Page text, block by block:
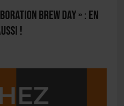
Brew Day » : en
!